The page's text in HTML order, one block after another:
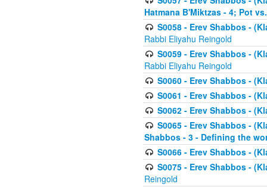
Hatmana B'Miktzas - 4; Pot
S0058 - Erev Shabbos -
Rabbi Eliyahu Reingold
S0059 - Erev Shabbos -
Rabbi Eliyahu Reingold
S0060 - Erev Shabbos -
S0061 - Erev Shabbos -
S0062 - Erev Shabbos -
S0065 - Erev Shabbos -
Shabbos - 3 - Defining the
S0066 - Erev Shabbos -
S0075 - Erev Shabbos -
Reingold